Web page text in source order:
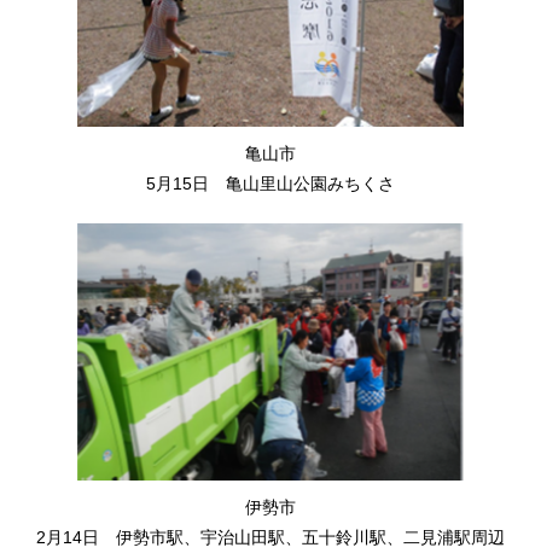
亀山市
5月15日 亀山里山公園みちくさ
伊勢市
2月14日 伊勢市駅、宇治山田駅、五十鈴川駅、二見浦駅周辺